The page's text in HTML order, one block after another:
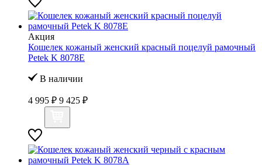
Акция
Кошелек кожаный женский красный поцелуй рамочный
Petek K 8078Е
В наличии
4 995 ₽ 9 425 ₽